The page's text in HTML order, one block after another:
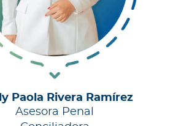
Paola Rivera Ramírez
Asesora Penal